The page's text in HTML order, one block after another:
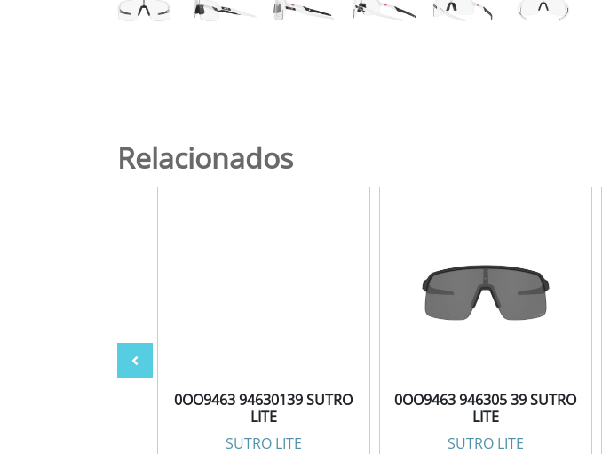
Relacionados
0OO9463 94630139 SUTRO
LITE
SUTRO LITE
0OO9463 946305 39 SUTRO
LITE
SUTRO LITE